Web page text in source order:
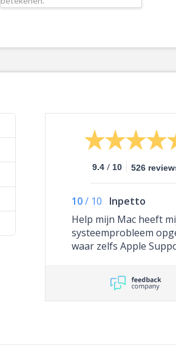
9.4 / 10 526
10/ 10
Inpetto
Help mijn Mac heeft
systeemprobleem
waar zelfs Apple